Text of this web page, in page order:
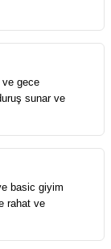
gece
sunar ve
basic giyim
rahat ve